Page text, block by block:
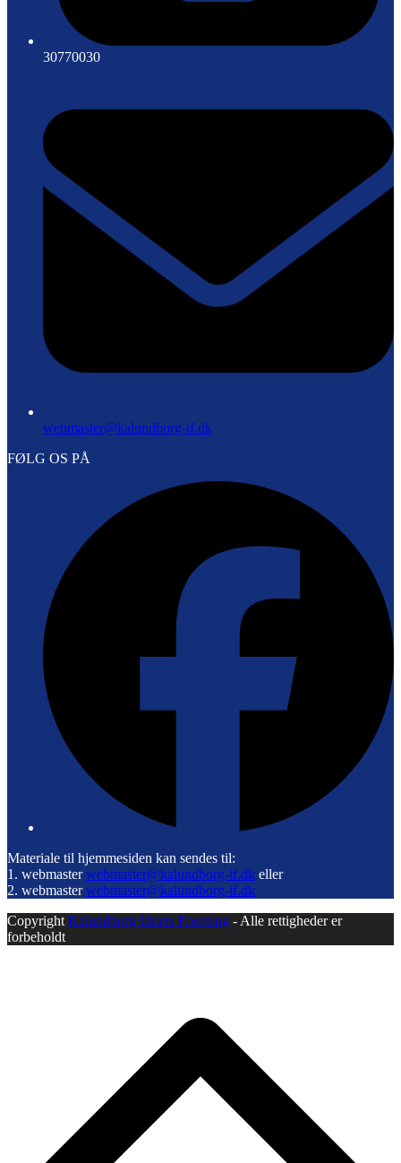
30770030
webmaster@kalundborg-if.dk
FØLG OS PÅ
Materiale til hjemmesiden kan sendes til:
1. webmasterwebmaster@kalundborg-if.dk eller
2. webmasterwebmaster@kalundborg-if.dk
Copyright Kalundborg Idræts Forening - Alle rettigheder er
forbeholdt